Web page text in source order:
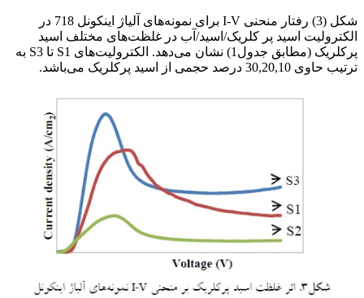
شکل (3) رفتار منحنی I-V برای نمونه‌های آلیاژ اینکونل 718 در
الکترولیت اسید پر کلریک/اسید/آب در غلظت‌های مختلف اسید
پرکلریک (مطابق جدول1) نشان می‌دهد. الکترولیت‌های S1 تا S3 به
ترتیب حاوی 30,20,10 درصد حجمی از اسید پرکلریک می‌باشد.